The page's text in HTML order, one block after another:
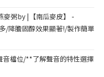
麥粥by |【南瓜麥皮】 -
/降膽固醇效果顯著!/製作簡單
音檔位/**了解聲音的特性選擇